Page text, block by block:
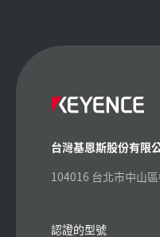
台灣基恩斯股份有限
104016 台北市中山
認證的型號